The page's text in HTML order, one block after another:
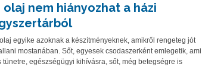
olaj nem hiányozhat a házi
egyike azoknak a készítményeknek, amikről rengeteg jót
mostanában. Sőt, egyesek csodaszerként emlegetik, ami
tünetre, egészségügyi kihívásra, sőt, még betegségre is